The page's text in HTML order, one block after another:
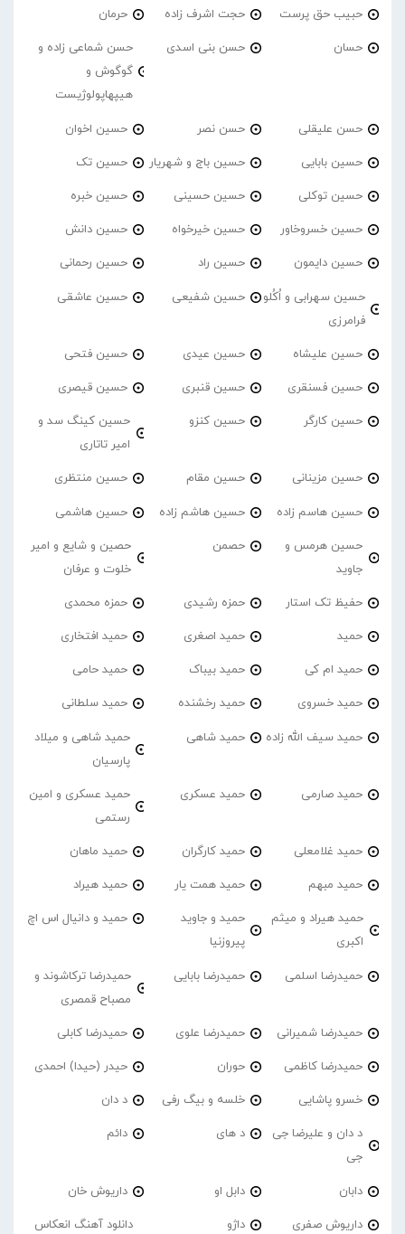
حبیب حق پرست حجت اشرف زاده حرمان
حسان حسن بنی اسدی
حسن شماعی زاده و
گوگوش و
هیپهاپولوژیست
حسن علیقلی حسن نصر حسین اخوان
حسین بابایی حسین باج و شهریار حسین تک
حسین توکلی حسین حسینی حسین خبره
حسین خسروخاور حسین خیرخواه حسین دانش
حسین دایمون حسین راد حسین رحمانی
حسین سهرابی و اُکُلو
فرامرزی
حسین شفیعی حسین عاشقی
حسین علیشاه حسین عیدی حسین فتحی
حسین فسنقری حسین قنبری حسین قیصری
حسین کارگر حسین کنزو
حسین کینگ سد و
امیر تاتاری
حسین مزینانی حسین مقام حسین منتظری
حسین هاسم زاده حسین هاشم زاده حسین هاشمی
حسین هرمس و
جاوید
حصمن
حصین و شایع و امیر
خلوت و عرفان
حفیظ تک استار حمزه رشیدی حمزه محمدی
حمید حمید اصغری حمید افتخاری
حمید ام کی حمید بیباک حمید حامی
حمید خسروی حمید رخشنده حمید سلطانی
حمید سیف الله زاده حمید شاهی
حمید شاهی و میلاد
پارسیان
حمید صارمی حمید عسکری
حمید عسکری و امین
رستمی
حمید غلامعلی حمید کارگران حمید ماهان
حمید مبهم حمید همت یار حمید هیراد
حمید هیراد و میثم
اکبری
حمید و جاوید
پیروزنیا
حمید و دانیال اس اچ
حمیدرضا اسلمی حمیدرضا بابایی
حمیدرضا ترکاشوند و
مصباح قمصری
حمیدرضا شمیرانی حمیدرضا علوی حمیدرضا کابلی
حمیدرضا کاظمی حوران حیدر (حیدا) احمدی
خسرو پاشایی خلسه و بیگ رفی د دان
د دان و علیرضا جی
جی
د های دائم
دابان دابل او داریوش خان
داریوش صفری داژو
دانلود آهنگ انعکاس